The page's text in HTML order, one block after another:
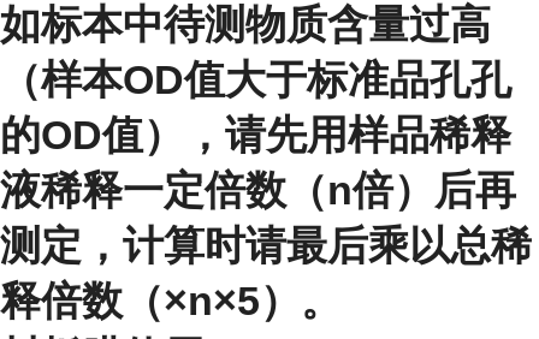
如标本中待测物质含量过高
（样本OD值大于标准品孔孔
的OD值），请先用样品稀释
液稀释一定倍数（n倍）后再
测定，计算时请最后乘以总稀
释倍数（×n×5）。